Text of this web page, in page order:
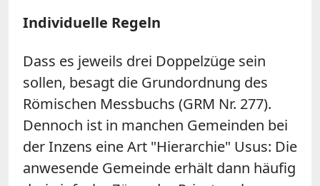
Individuelle Regeln
Dass es jeweils drei Doppelzüge sein
sollen, besagt die Grundordnung des
Römischen Messbuchs (GRM Nr. 277).
Dennoch ist in manchen Gemeinden bei
der Inzens eine Art "Hierarchie" Usus: Die
anwesende Gemeinde erhält dann häufig